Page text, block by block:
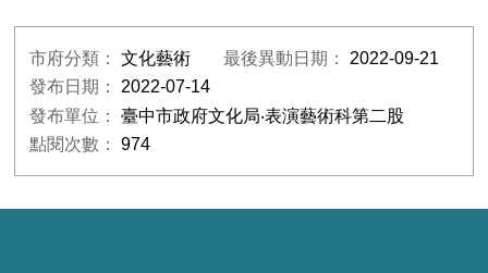
市府分類：文化藝術 最後異動日期： 2022-09-21
發布日期： 2022-07-14
發布單位：臺中市政府文化局‧表演藝術科第二股
點閱次數：974